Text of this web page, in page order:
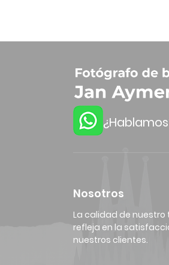
Nosotros
La calidad de nuestro
refleja en la
nuestros clientes.